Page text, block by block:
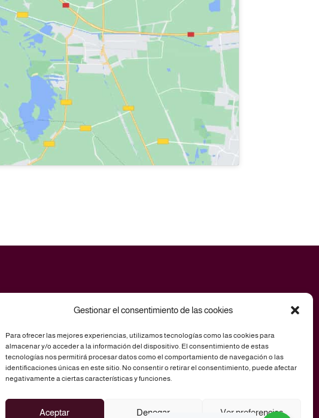
Gestionar el consentimiento de las cookies
Para ofrecer las mejores experiencias, utilizamos tecnologías como las cookies para
almacenar y/o acceder a la información del dispositivo. El consentimiento de estas
tecnologías nos permitirá procesar datos como el comportamiento de navegación o las
identificaciones únicas en este sitio. No consentir o retirar el consentimiento, puede afectar
negativamente a ciertas características y funciones.
Aceptar Denegar Ver preferencias